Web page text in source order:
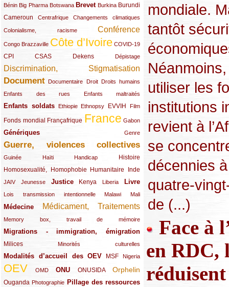
Bénin
(13/289)Big Pharma
(16/289) Botswana
(9/289) Brevet
(83/289) Burkina
(18/289) Burundi
(30/289)
Cameroun
(47/289) Centrafrique
(23/289) Changements climatiques
(10/289)
Colonialisme, racisme
(19/289) Conférence
(118/289)
Congo Brazzaville
(24/289) Côte d’Ivoire
(263/289) COVID-19
(13/289)
CPI
(48/289) CSAS
(32/289) Dekens
(29/289) Dépistage
(19/289)
Discrimination, Stigmatisation
(131/289)
Document
(145/289) Documentaire
(9/289) Droit
(20/289) Droits humains
(22/289)
Enfants des rues
(21/289) Enfants maltraités
(10/289)
Enfants soldats
(68/289) Ethiopie
(12/289) Ethnopsy
(15/289) EVVIH
(55/289) Film
(22/289)
Fonds mondial
(48/289) Françafrique
(39/289) France
(289/289) Gabon
(12/289)
Génériques
(59/289) Genre
(22/289)
Guerre, violences collectives
(149/289)
Guinée
(12/289) Haïti
(15/289) Handicap
(10/289) Histoire
(49/289)
Homosexualité, Homophobie
(44/289) Humanitaire
(47/289) Inde
(34/289)
JAIV
(10/289)Jeunesse
(21/289) Justice
(65/289) Kenya
(35/289) Liberia
(25/289) Livre
(62/289)
Lois transmission intentionnelle
(24/289) Malawi
(11/289) Mali
(21/289)
Médecine
(62/289) Médicament, Traitements
(142/289)
Memory box, travail de mémoire
(11/289)
Migrations - immigration, émigration
(67/289)
Milices
(34/289) Minorités culturelles
(15/289)
Modalités d’accueil des OEV
(58/289) MSF
(54/289) Nigeria
(27/289)
OEV
(269/289) OMD
(26/289) ONU
(58/289) ONUSIDA
(44/289) Orphelin
(112/289)
Ouganda
(29/289) Photographie
(27/289) Pillage des ressources
(77/289)
mondiale.
tantôt
utiliser les
institutions
revient à
se
décennies
quatre-
de (...)
Face à
en RDC,